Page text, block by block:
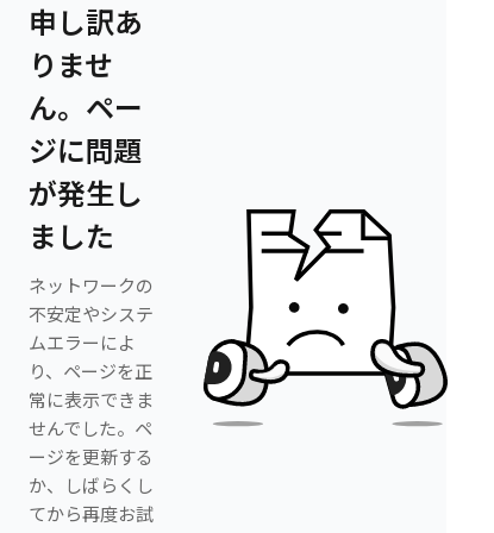
申し訳あ
りませ
ん。ペー
ジに問題
が発生し
ました
ネットワークの
不安定やシステ
ムエラーによ
り、ページを正
常に表示できま
せんでした。ペ
ージを更新する
か、しばらくし
てから再度お試